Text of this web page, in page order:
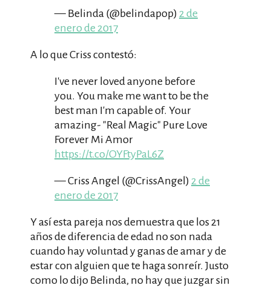
— Belinda (@belindapop) 2 de
enero de 2017
A lo que Criss contestó:
I've never loved anyone before
you. You make me want to be the
best man I'm capable of. Your
amazing- "Real Magic" Pure Love
Forever Mi Amor
https://t.co/OYFtyPaL6Z
— Criss Angel (@CrissAngel) 2 de
enero de 2017
Y así esta pareja nos demuestra que los 21
años de diferencia de edad no son nada
cuando hay voluntad y ganas de amar y de
estar con alguien que te haga sonreír. Justo
como lo dijo Belinda, no hay que juzgar sin